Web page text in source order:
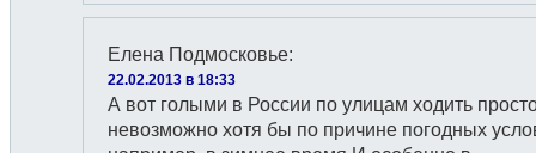
Елена Подмосковье:
22.02.2013 в 18:33
А вот голыми в России по улицам ходить
невозможно хотя бы по причине погодных